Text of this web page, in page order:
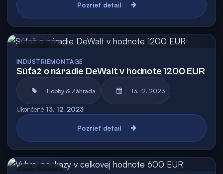
Pozrieť detail
INDUSTRIEMONTAGE
Súťaž o náradie DeWalt v hodnote 1200 EUR
Hobby & Záhrada 13. 12. 2023
Ukončené 13. 12. 2023
Pozrieť detail